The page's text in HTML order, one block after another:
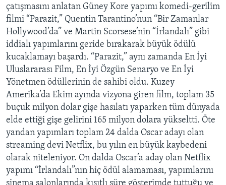
çatışmasını anlatan Güney Kore yapımı komedi-gerilim
filmi “Parazit,” Quentin Tarantino’nun “Bir Zamanlar
Hollywood’da” ve Martin Scorsese’nin “İrlandalı” gibi
iddialı yapımlarını geride bırakarak büyük ödülü
kucaklamayı başardı. “Parazit,” aynı zamanda En İyi
Uluslararası Film, En İyi Özgün Senaryo ve En İyi
Yönetmen ödüllerinin de sahibi oldu. Kuzey
Amerika’da Ekim ayında vizyona giren film, toplam 35
buçuk milyon dolar gişe hasılatı yaparken tüm dünyada
elde ettiği gişe gelirini 165 milyon dolara yükseltti. Öte
yandan yapımları toplam 24 dalda Oscar adayı olan
streaming devi Netflix, bu yılın en büyük kaybedeni
olarak niteleniyor. On dalda Oscar’a aday olan Netflix
yapımı “İrlandalı”nın hiç ödül alamaması, yapımlarını